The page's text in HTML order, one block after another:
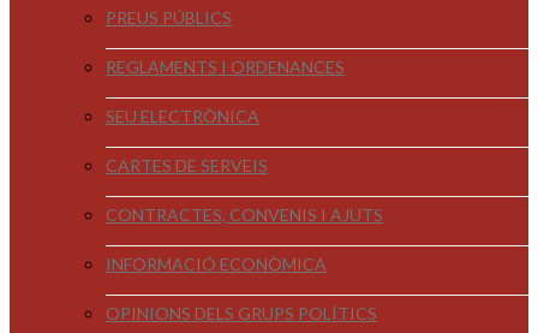
PREUS PÚBLICS
REGLAMENTS I ORDENANCES
SEU ELECTRÒNICA
CARTES DE SERVEIS
CONTRACTES, CONVENIS I AJUTS
INFORMACIÓ ECONÒMICA
OPINIONS DELS GRUPS POLÍTICS